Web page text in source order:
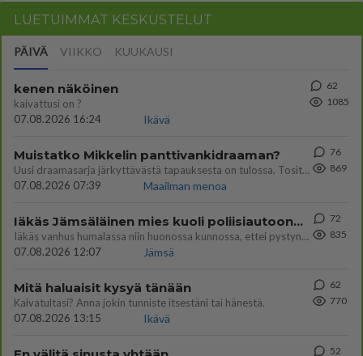
LUETUIMMAT KESKUSTELUT
PÄIVÄ VIIKKO KUUKAUSI
kenen näköinen
kaivattusi on ?
07.08.2026 16:24
Ikävä
62
1085
Muistatko Mikkelin panttivankidraaman?
Uusi draamasarja järkyttävästä tapauksesta on tulossa. Tositapahtumiin perustuva sarja ammentaa vuoden 1986 Mikkelin pan
07.08.2026 07:39
Maailman menoa
76
869
Iäkäs Jämsäläinen mies kuoli poliisiautoon matkalla Jyväskylän putkaan
Iäkäs vanhus humalassa niin huonossa kunnossa, ettei pystynyt huolehtimaan itsestään niin ainoa apu sillä hetkellä oli
07.08.2026 12:07
Jämsä
72
835
Mitä haluaisit kysyä tänään
Kaivatultasi? Anna jokin tunniste itsestäni tai hänestä.
07.08.2026 13:15
Ikävä
62
770
52